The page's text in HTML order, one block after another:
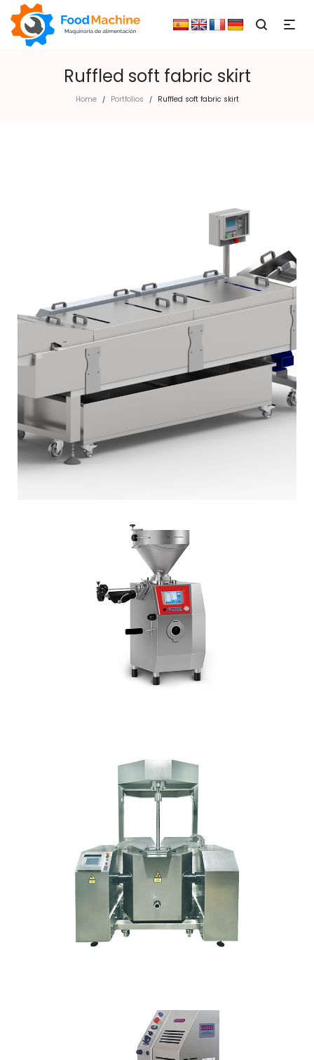
Ruffled soft fabric skirt
Home / Portfolios / Ruffled soft fabric skirt